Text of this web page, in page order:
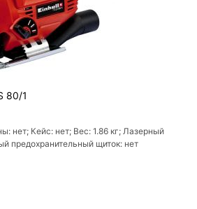
80/1
нет; Кейс: нет; Вес: 1.86 кг; Лазерный
предохранительный щиток: нет